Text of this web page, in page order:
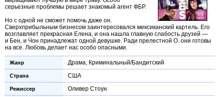
серьезные проблемы решает знакомый агент ФБР.
Но с одной не сможет помочь даже он.
Сверхприбыльным бизнесом заинтересовался мексиканский картель. Его
возглавляет прекрасная Елена, и она нашла главную слабость друзей —
и Бен, и Чон принадлежат одной девушке. Ради прелестной О. они готовы
на все. Любовь делает нас особо опасными.
Жанр Драма, Криминальный/Бандитский
Страна США
Режиссер Оливер Стоун